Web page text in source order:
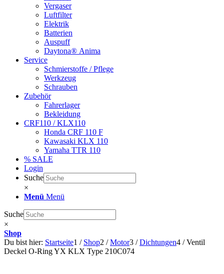
Vergaser
Luftfilter
Elektrik
Batterien
Auspuff
Daytona® Anima
Service
Schmierstoffe / Pflege
Werkzeug
Schrauben
Zubehör
Fahrerlager
Bekleidung
CRF110 / KLX110
Honda CRF 110 F
Kawasaki KLX 110
Yamaha TTR 110
% SALE
Login
Suche
×
Menü Menü
Suche
×
Shop
Du bist hier: Startseite1 / Shop2 / Motor3 / Dichtungen4 / Ventil
Deckel O-Ring YX KLX Type 210C074